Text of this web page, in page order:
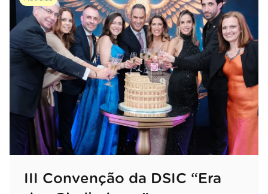
III Convenção da DSIC “Era